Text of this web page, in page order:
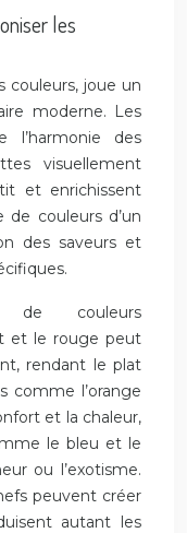
les
couleurs, joue un
moderne. Les
l’harmonie des
visuellement
et enrichissent
de couleurs d’un
des saveurs et
de couleurs
et le rouge peut
rendant le plat
comme l’orange
et la chaleur,
le bleu et le
ou l’exotisme.
peuvent créer
autant les